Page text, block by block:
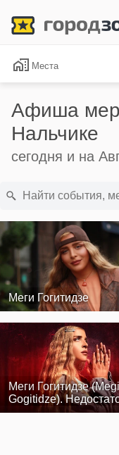
Места
Афиша
Нальчике
сегодня и на
Меги Гогитидзе
Меги Гогитидзе (Megi
Gogitidze).